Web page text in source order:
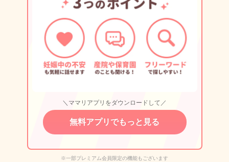
＼ママリアプリをダウンロードして／
無料アプリでもっと見る
※一部プレミアム会員限定の機能もございます